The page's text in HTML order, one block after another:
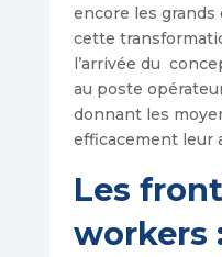
encore les grands
cette
l’arrivée du
au poste
donnant les
efficacement leur
Les
workers